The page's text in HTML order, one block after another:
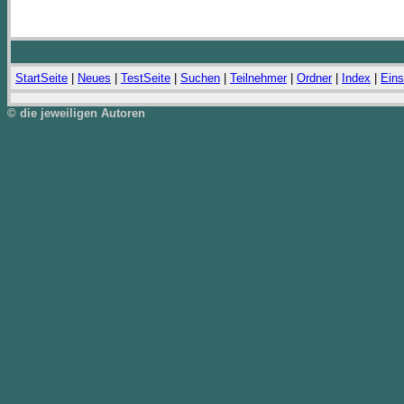
StartSeite Neues TestSeite Suchen Teilnehmer| Ordner| Index
© die jeweiligen Autoren